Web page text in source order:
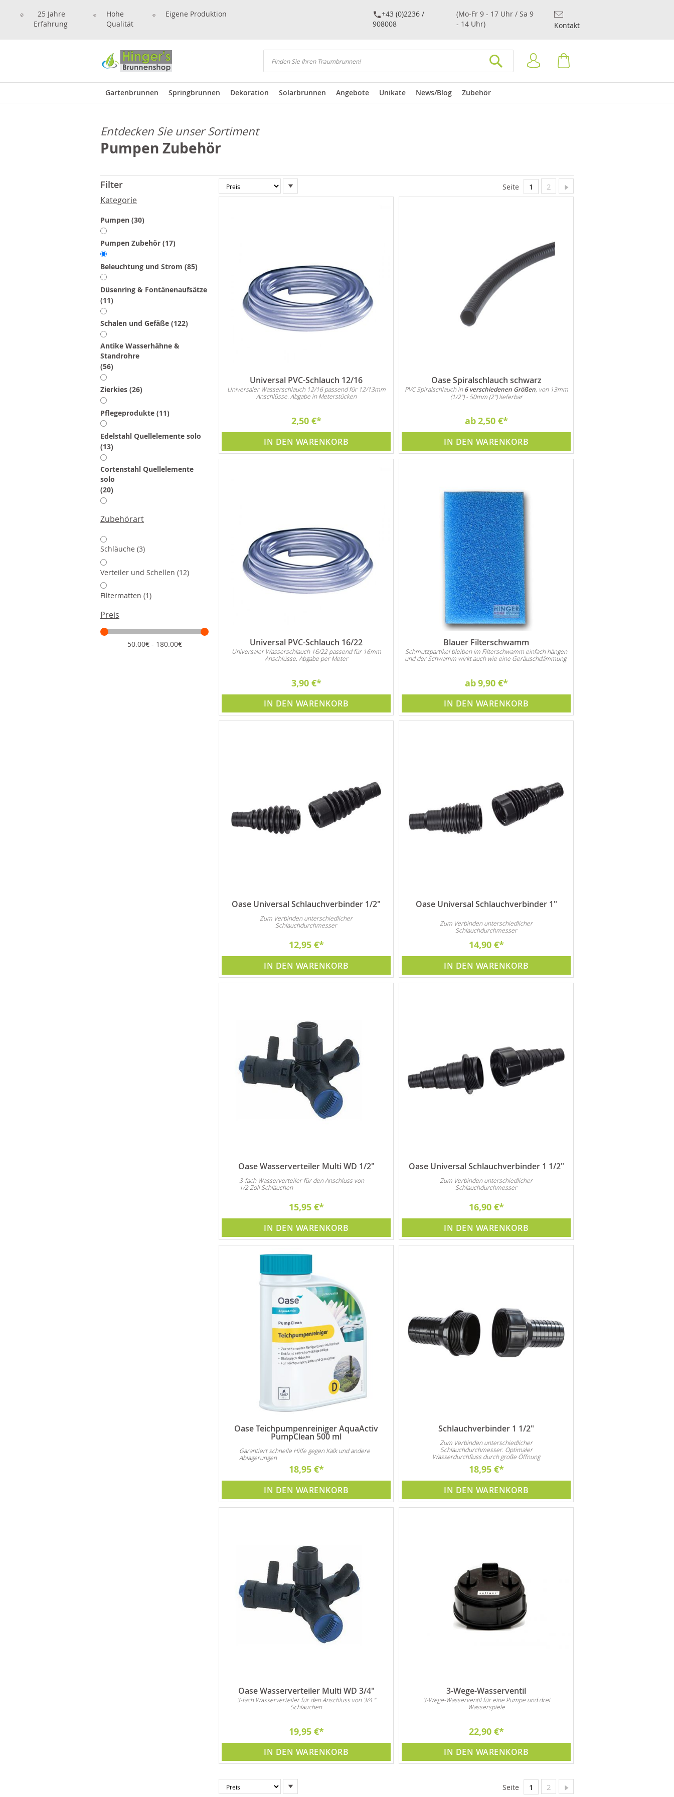
25 Jahre
Erfahrung
Hohe
Qualität
Eigene Produktion
+43 (0)2236 /
908008
(Mo-Fr 9 - 17 Uhr / Sa 9
- 14 Uhr)
Kontakt
Suchen
Anmelden
Gartenbrunnen Springbrunnen Dekoration Solarbrunnen Angebote Unikate News/Blog Zubehör
Entdecken Sie unser Sortiment
Pumpen Zubehör
absteigender
Seite Sie lesen gerade Seite
1 Seite
2
Universal PVC-Schlauch 12/16
Universaler Wasserschlauch 12/16 passend für 12/13mm
Anschlüsse. Abgabe in Meterstücken
2,50 €
IN DEN WARENKORB
Oase Spiralschlauch schwarz
PVC Spiralschlauch in6 verschiedenen Größen, von 13mm
(1/2") - 50mm (2") lieferbar
ab2,50 €
IN DEN WARENKORB
Universal PVC-Schlauch 16/22
Universaler Wasserschlauch 16/22 passend für 16mm
Anschlüsse. Abgabe per Meter
3,90 €
IN DEN WARENKORB
Blauer Filterschwamm
Schmutzpartikel bleiben im Filterschwamm einfach hängen
und der Schwamm wirkt auch wie eine Geräuschdämmung.
ab9,90 €
IN DEN WARENKORB
Oase Universal Schlauchverbinder 1/2"
Zum Verbinden unterschiedlicher
Schlauchdurchmesser
12,95 €
IN DEN WARENKORB
Oase Universal Schlauchverbinder 1"
Zum Verbinden unterschiedlicher
Schlauchdurchmesser
14,90 €
IN DEN WARENKORB
Oase Wasserverteiler Multi WD 1/2"
3-fach Wasserverteiler für den Anschluss von
1/2 Zoll Schläuchen
15,95 €
IN DEN WARENKORB
Oase Universal Schlauchverbinder 1 1/2"
Zum Verbinden unterschiedlicher
Schlauchdurchmesser
16,90 €
IN DEN WARENKORB
Oase Teichpumpenreiniger AquaActiv
PumpClean 500 ml
Garantiert schnelle Hilfe gegen Kalk und andere
Ablagerungen
18,95 €
IN DEN WARENKORB
Schlauchverbinder 1 1/2"
Zum Verbinden unterschiedlicher
Schlauchdurchmesser. Optimaler
Wasserdurchfluss durch große Öffnung
18,95 €
IN DEN WARENKORB
Oase Wasserverteiler Multi WD 3/4"
3-fach Wasserverteiler für den Anschluss von 3/4 "
Schlauchen
19,95 €
IN DEN WARENKORB
3-Wege-Wasserventil
3-Wege-Wasserventil für eine Pumpe und drei
Wasserspiele
22,90 €
IN DEN WARENKORB
absteigender
Seite Sie lesen gerade Seite
1 Seite
2
Filter
Kategorie
Pumpen 30Artikel
Pumpen Zubehör 17Artikel
Beleuchtung und Strom 85Artikel
Düsenring & Fontänenaufsätze
11Artikel
Schalen und Gefäße 122Artikel
Antike Wasserhähne &
Standrohre
56Artikel
Zierkies 26Artikel
Pflegeprodukte 11Artikel
Edelstahl Quellelemente solo
13Artikel
Cortenstahl Quellelemente
solo
20Artikel
Zubehörart
Schläuche 3Artikel
Verteiler und Schellen 12Artikel
Filtermatten 1Artikel
Preis
50.00€ - 180.00€